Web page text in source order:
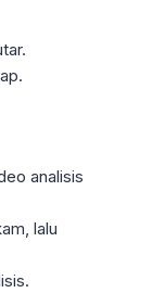
analisis
lalu